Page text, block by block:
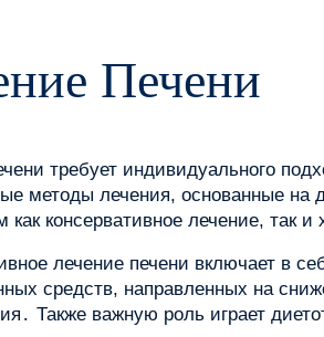
Печени
требует индивидуального
методы лечения, основанные
как консервативное лечение, так
лечение печени включает в
средств, направленных на
Также важную роль играет